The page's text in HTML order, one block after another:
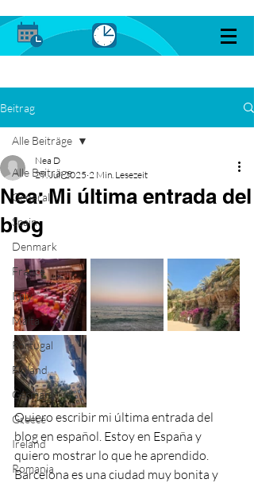
Beitrag
Alle Beiträge
General
Spain
Denmark
France
Italy
Malta
Portugal
Finland
Germany
Greece
Ireland
Romania
Alle Beiträge
Nea: Mi última entrada del
blog
Nea D
29. Juli 2025 2 Min. Lesezeit
Quiero escribir mi última entrada del
blog en español. Estoy en España y
quiero mostrar lo que he aprendido.
Barcelona es una ciudad muy bonita y